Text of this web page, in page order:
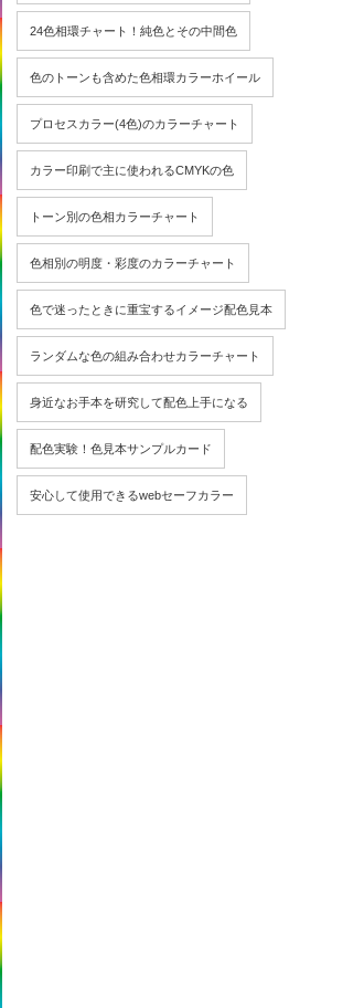
24色相環チャート！純色とその中間色
色のトーンも含めた色相環カラーホイール
プロセスカラー(4色)のカラーチャート
カラー印刷で主に使われるCMYKの色
トーン別の色相カラーチャート
色相別の明度・彩度のカラーチャート
色で迷ったときに重宝するイメージ配色見本
ランダムな色の組み合わせカラーチャート
身近なお手本を研究して配色上手になる
配色実験！色見本サンプルカード
安心して使用できるwebセーフカラー